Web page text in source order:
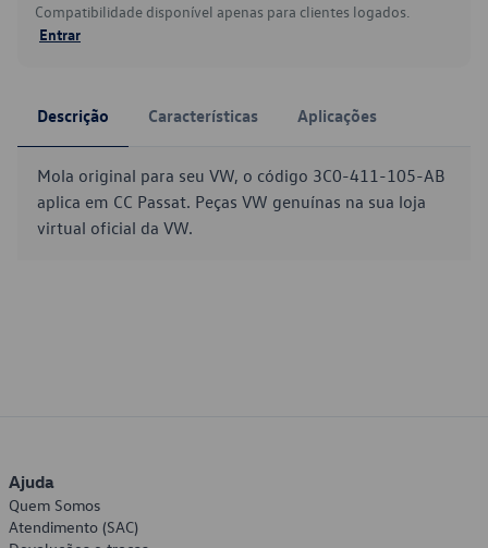
Compatibilidade disponível apenas para clientes logados.
Entrar
Descrição Características Aplicações
Mola original para seu VW, o código 3C0-411-105-AB
aplica em CC Passat. Peças VW genuínas na sua loja
virtual oficial da VW.
Ajuda
Quem Somos
Atendimento (SAC)